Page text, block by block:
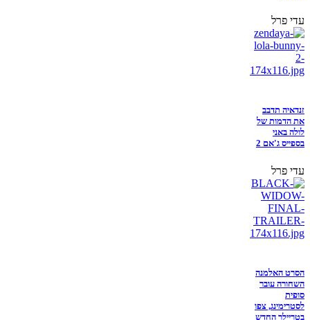
עדי פרל
זנדאיה תדבב
את הדמות של
לולה באני
בספייס ג'אם 2
עדי פרל
הסרט האלמנה
השחורה עובר
סופית
לסטרימינג, צפו
בטריילר החדש